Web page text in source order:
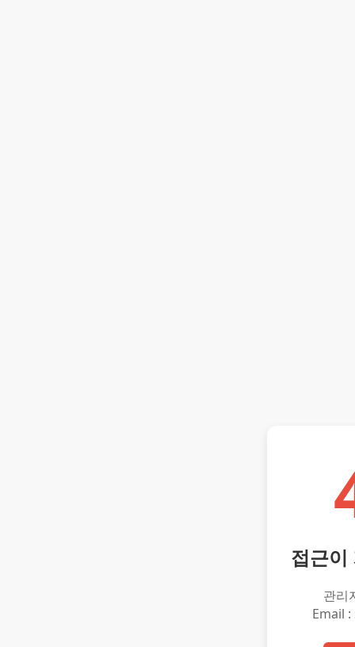
접근이
관리
Email